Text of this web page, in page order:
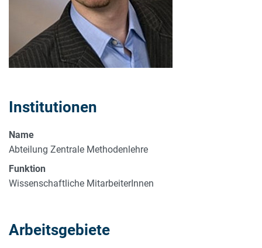
Institutionen
Name
Abteilung Zentrale Methodenlehre
Funktion
Wissenschaftliche MitarbeiterInnen
Arbeitsgebiete